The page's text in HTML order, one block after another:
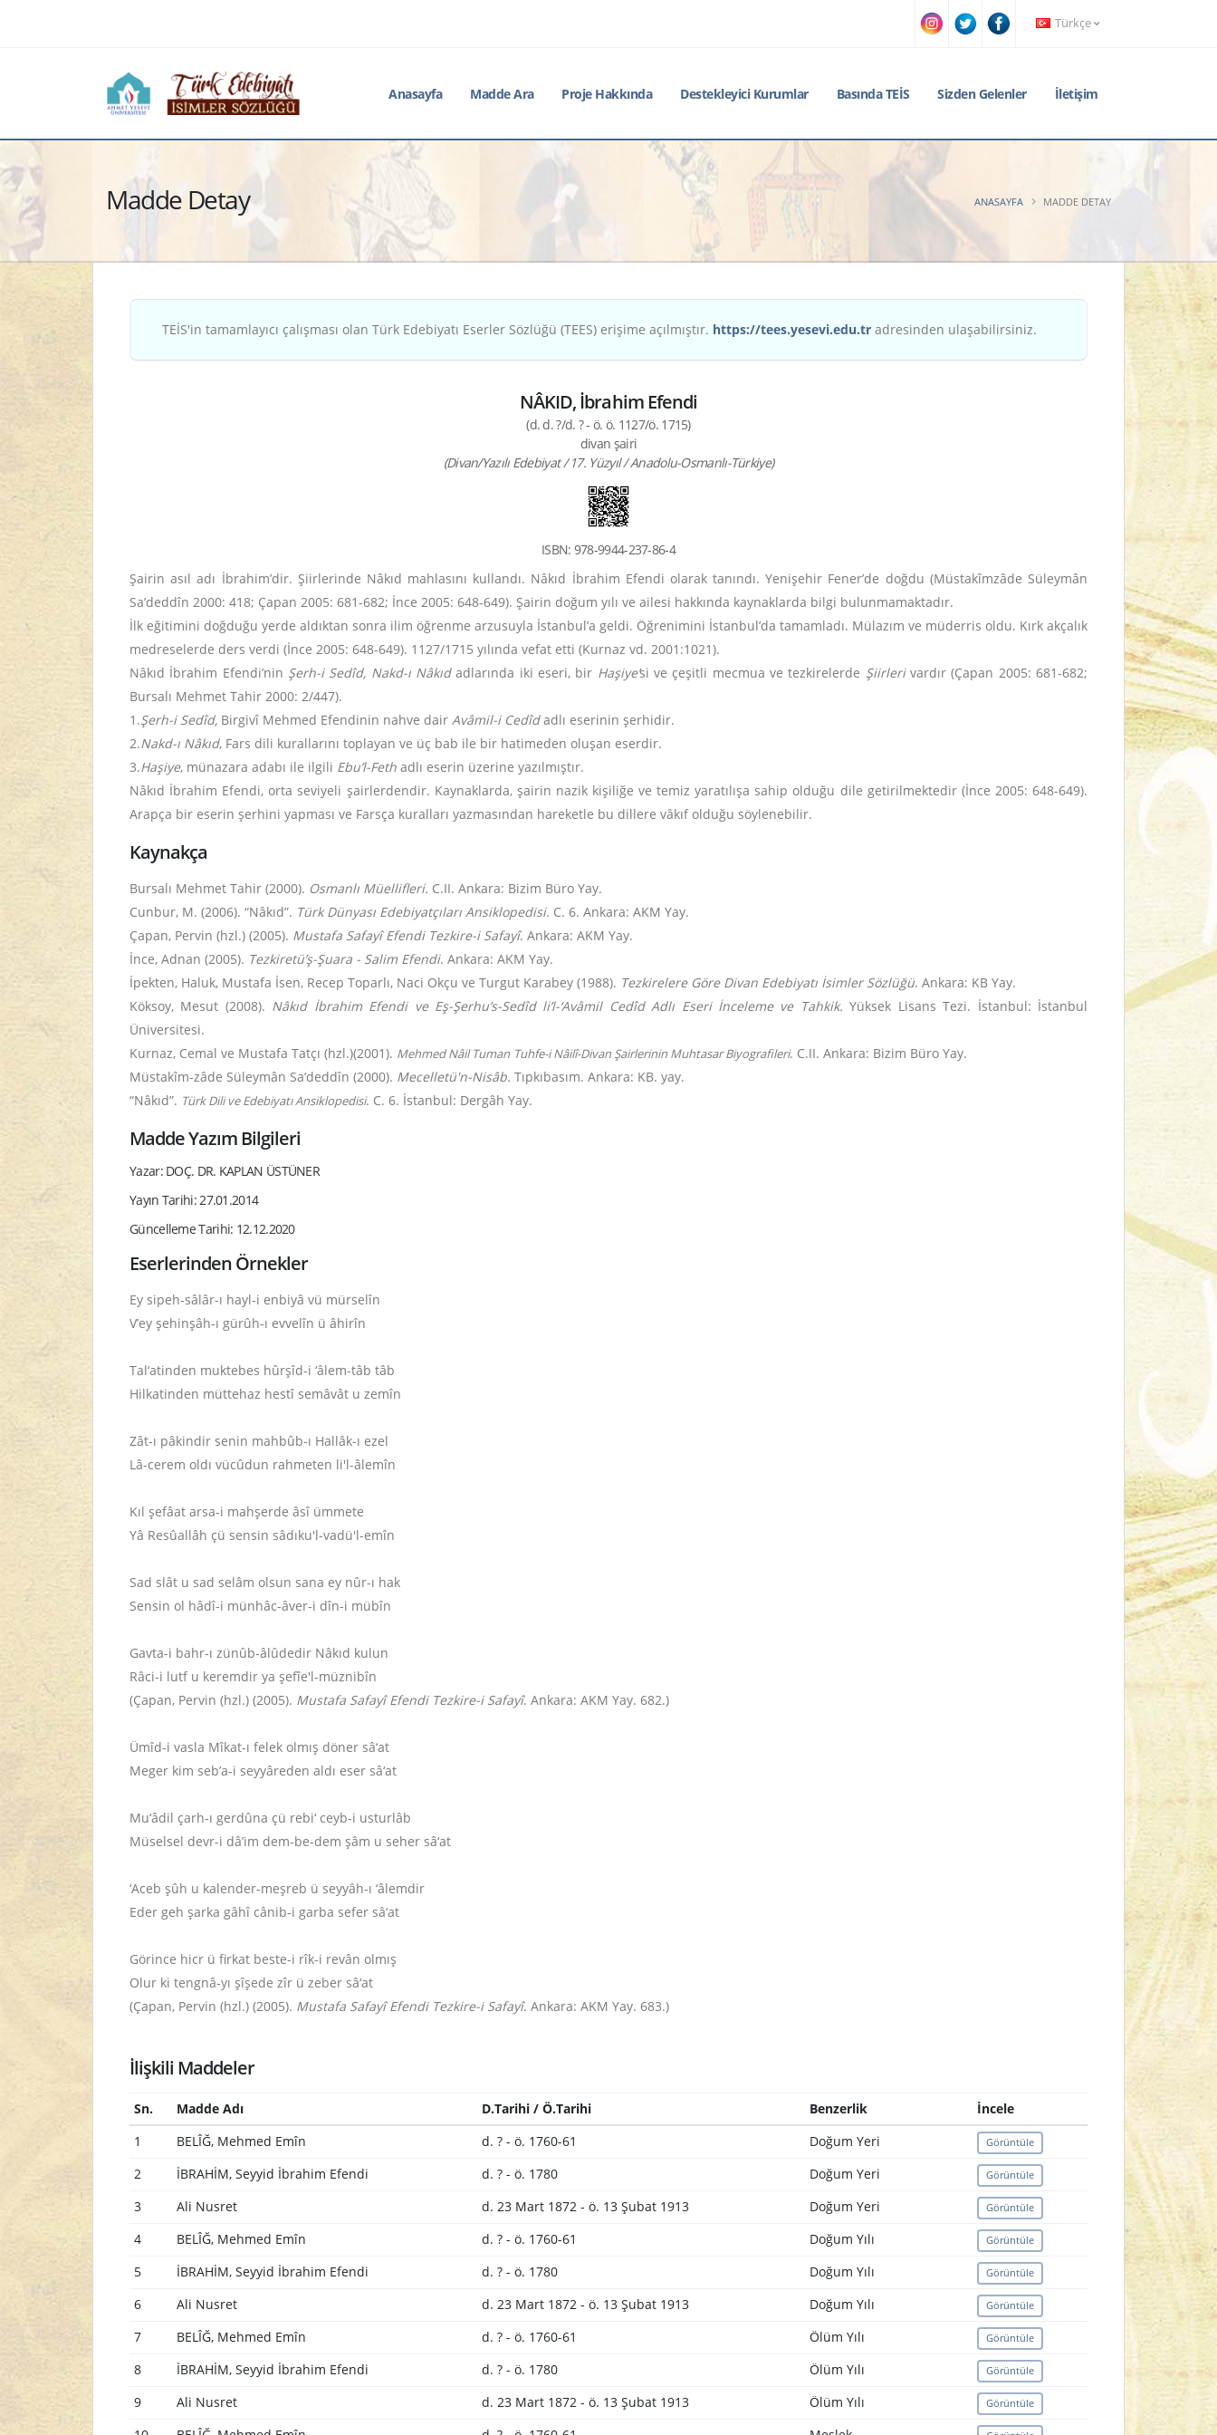
Türkçe
Anasayfa Madde Ara Proje Hakkında Destekleyici Kurumlar Basında TEİS Sizden Gelenler İletişim
Madde Detay ANASAYFA MADDE DETAY
TEİS'in tamamlayıcı çalışması olan Türk Edebiyatı Eserler Sözlüğü (TEES) erişime açılmıştır. https://tees.yesevi.edu.tr adresinden ulaşabilirsiniz.
NÂKID, İbrahim Efendi
(d. d. ?/d. ? - ö. ö. 1127/ö. 1715)
divan şairi
(Divan/Yazılı Edebiyat / 17. Yüzyıl / Anadolu-Osmanlı-Türkiye)
ISBN: 978-9944-237-86-4
Şairin asıl adı İbrahim’dir. Şiirlerinde Nâkıd mahlasını kullandı. Nâkıd İbrahim Efendi olarak tanındı. Yenişehir Fener’de doğdu (Müstakîmzâde Süleymân
Sa’deddîn 2000: 418; Çapan 2005: 681-682; İnce 2005: 648-649). Şairin doğum yılı ve ailesi hakkında kaynaklarda bilgi bulunmamaktadır.
İlk eğitimini doğduğu yerde aldıktan sonra ilim öğrenme arzusuyla İstanbul’a geldi. Öğrenimini İstanbul’da tamamladı. Mülazım ve müderris oldu. Kırk akçalık
medreselerde ders verdi (İnce 2005: 648-649). 1127/1715 yılında vefat etti (Kurnaz vd. 2001:1021).
Nâkıd İbrahim Efendi’nin Şerh-i Sedîd, Nakd-ı Nâkıdadlarında iki eseri, bir Haşiye’si ve çeşitli mecmua ve tezkirelerde Şiirlerivardır (Çapan 2005: 681-682;
Bursalı Mehmet Tahir 2000: 2/447).
1.Şerh-i Sedîd, Birgivî Mehmed Efendinin nahve dair Avâmil-i Cedîdadlı eserinin şerhidir.
2.Nakd-ı Nâkıd, Fars dili kurallarını toplayan ve üç bab ile bir hatimeden oluşan eserdir.
3.Haşiye, münazara adabı ile ilgili Ebu’l-Feth adlı eserin üzerine yazılmıştır.
Nâkıd İbrahim Efendi, orta seviyeli şairlerdendir. Kaynaklarda, şairin nazik kişiliğe ve temiz yaratılışa sahip olduğu dile getirilmektedir (İnce 2005: 648-649).
Arapça bir eserin şerhini yapması ve Farsça kuralları yazmasından hareketle bu dillere vâkıf olduğu söylenebilir.
Kaynakça
Bursalı Mehmet Tahir (2000). Osmanlı Müellifleri. C.II. Ankara: Bizim Büro Yay.
Cunbur, M. (2006). “Nâkıd”. Türk Dünyası Edebiyatçıları Ansiklopedisi. C. 6. Ankara: AKM Yay.
Çapan, Pervin (hzl.) (2005). Mustafa Safayî Efendi Tezkire-i Safayî. Ankara: AKM Yay.
İnce, Adnan (2005). Tezkiretü’ş-Şuara - Salim Efendi. Ankara: AKM Yay.
İpekten, Haluk, Mustafa İsen, Recep Toparlı, Naci Okçu ve Turgut Karabey (1988). Tezkirelere Göre Divan Edebiyatı İsimler Sözlüğü. Ankara: KB Yay.
Köksoy, Mesut (2008). Nâkıd İbrahim Efendi ve Eş-Şerhu’s-Sedîd li’l-‘Avâmil Cedîd Adlı Eseri İnceleme ve Tahkik. Yüksek Lisans Tezi. İstanbul: İstanbul
Üniversitesi.
Kurnaz, Cemal ve Mustafa Tatçı (hzl.)(2001). Mehmed Nâil Tuman Tuhfe-i Nâilî-Divan Şairlerinin Muhtasar Biyografileri. C.II. Ankara: Bizim Büro Yay.
Müstakîm-zâde Süleymân Sa’deddîn (2000). Mecelletü'n-Nisâb. Tıpkıbasım. Ankara: KB. yay.
“Nâkıd”. Türk Dili ve Edebiyatı Ansiklopedisi. C. 6. İstanbul: Dergâh Yay.
Madde Yazım Bilgileri
Yazar: DOÇ. DR. KAPLAN ÜSTÜNER
Yayın Tarihi: 27.01.2014
Güncelleme Tarihi: 12.12.2020
Eserlerinden Örnekler
Ey sipeh-sâlâr-ı hayl-i enbiyâ vü mürselîn
V’ey şehinşâh-ı gürûh-ı evvelîn ü âhirîn
Tal‘atinden muktebes hûrşîd-i ‘âlem-tâb tâb
Hilkatinden müttehaz hestî semâvât u zemîn
Zât-ı pâkindir senin mahbûb-ı Hallâk-ı ezel
Lâ-cerem oldı vücûdun rahmeten li'l-âlemîn
Kıl şefâat arsa-i mahşerde âsî ümmete
Yâ Resûallâh çü sensin sâdıku'l-vadü'l-emîn
Sad slât u sad selâm olsun sana ey nûr-ı hak
Sensin ol hâdî-i münhâc-âver-i dîn-i mübîn
Gavta-i bahr-ı zünûb-âlûdedir Nâkıd kulun
Râci-i lutf u keremdir ya şefîe'l-müznibîn
(Çapan, Pervin (hzl.) (2005). Mustafa Safayî Efendi Tezkire-i Safayî. Ankara: AKM Yay. 682.)
Ümîd-i vasla Mîkat-ı felek olmış döner sâ‘at
Meger kim seb’a-i seyyâreden aldı eser sâ‘at
Mu‘âdil çarh-ı gerdûna çü rebi‘ ceyb-i usturlâb
Müselsel devr-i dâ’im dem-be-dem şâm u seher sâ‘at
‘Aceb şûh u kalender-meşreb ü seyyâh-ı ‘âlemdir
Eder geh şarka gâhî cânib-i garba sefer sâ‘at
Görince hicr ü firkat beste-i rîk-i revân olmış
Olur ki tengnâ-yı şîşede zîr ü zeber sâ‘at
(Çapan, Pervin (hzl.) (2005). Mustafa Safayî Efendi Tezkire-i Safayî. Ankara: AKM Yay. 683.)
İlişkili Maddeler
Sn. Madde Adı D.Tarihi / Ö.Tarihi Benzerlik
İncele
1
BELÎĞ, Mehmed Emîn d. ? - ö. 1760-61 Doğum Yeri Görüntüle
2 İBRAHİM, Seyyid İbrahim Efendi d. ? - ö. 1780 Doğum Yeri Görüntüle
3 Ali Nusret d. 23 Mart 1872 - ö. 13 Şubat 1913 Doğum Yeri Görüntüle
4 BELÎĞ, Mehmed Emîn d. ? - ö. 1760-61 Doğum Yılı Görüntüle
5 İBRAHİM, Seyyid İbrahim Efendi d. ? - ö. 1780 Doğum Yılı Görüntüle
6 Ali Nusret d. 23 Mart 1872 - ö. 13 Şubat 1913 Doğum Yılı Görüntüle
7 BELÎĞ, Mehmed Emîn d. ? - ö. 1760-61 Ölüm Yılı Görüntüle
8 İBRAHİM, Seyyid İbrahim Efendi d. ? - ö. 1780 Ölüm Yılı Görüntüle
9 Ali Nusret d. 23 Mart 1872 - ö. 13 Şubat 1913 Ölüm Yılı Görüntüle